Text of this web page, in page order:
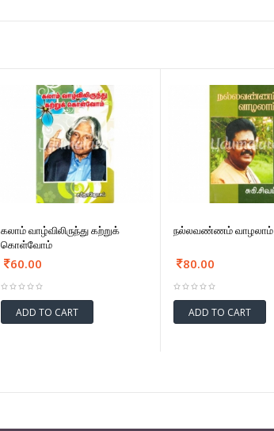
கலாம் வாழ்விலிருந்து கற்றுக்
கொள்வோம்
60.00
ADD TO CART
நல்லவண்ணம் வாழலாம்
80.00
ADD TO CART